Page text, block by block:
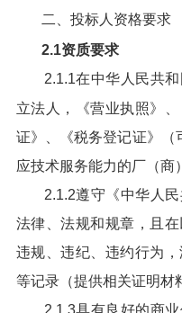
二、投标人资格要求
2.1资质要求
2.1.1在中华人民共
立法人，《营业执照》
证》、《税务登记证》（
应技术服务能力的厂（商
2.1.2遵守《中华人
法律、法规和规章，且
违规、违纪、违约行为
等记录（提供相关证明材